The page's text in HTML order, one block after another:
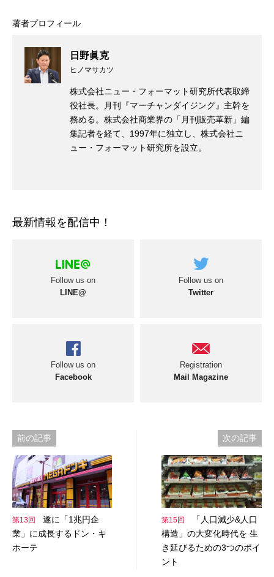
著者プロフィール
日野眞克
ヒノマサカツ
株式会社ニュー・フォーマット研究所代表取締
役社長。月刊『マーチャンダイジング』主幹を
務める。株式会社商業界の「月刊販売革新」編
集記者を経て、1997年に独立し、株式会社ニ
ュー・フォーマット研究所を設立。
最新情報を配信中！
Follow us on
LINE@
Follow us on
Twitter
Follow us on
Facebook
Registration
Mail Magazine
投
稿
ナ
ビ
ゲ
ー
前の記事
第13回
遂に「1兆円企
業」に成長するドン・キ
ホーテ
次の記事
第15回
「人口減少&人口
構造」の大変化時代を 生
き延びるための3つのポイ
ント